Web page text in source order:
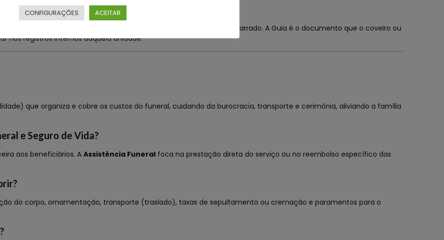
de Óbito, mas sem a Guia específica, o sepultamento pode ser barrado. A Guia é o documento que o coveiro ou
nos registros internos daquela unidade.
que organiza e cobre os custos do funeral, cuidando da burocracia, transporte e cerimônia, aliviando a família
e Seguro de Vida?
aos beneficiários. AAssistência Funeral foca na prestação direta do serviço ou no reembolso específico das
do corpo, ornamentação, transporte (traslado), taxas de sepultamento ou cremação e paramentos para o
CONFIGURAÇÕES ACEITAR